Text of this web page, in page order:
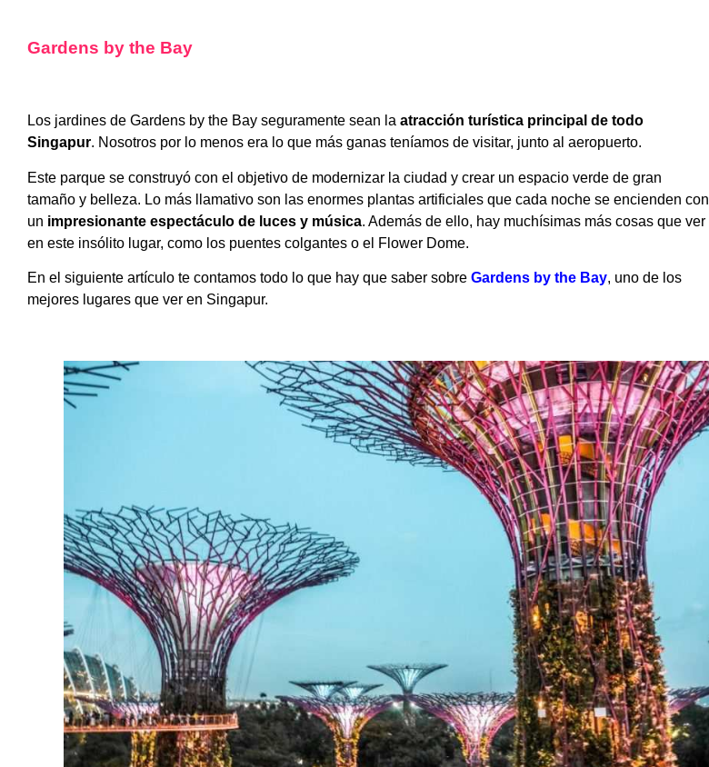
Gardens by the Bay
Los jardines de Gardens by the Bay seguramente sean la atracción turística principal de todo
Singapur. Nosotros por lo menos era lo que más ganas teníamos de visitar, junto al aeropuerto.
Este parque se construyó con el objetivo de modernizar la ciudad y crear un espacio verde de gran
tamaño y belleza. Lo más llamativo son las enormes plantas artificiales que cada noche se encienden con
un impresionante espectáculo de luces y música. Además de ello, hay muchísimas más cosas que ver
en este insólito lugar, como los puentes colgantes o el Flower Dome.
En el siguiente artículo te contamos todo lo que hay que saber sobre Gardens by the Bay, uno de los
mejores lugares que ver en Singapur.